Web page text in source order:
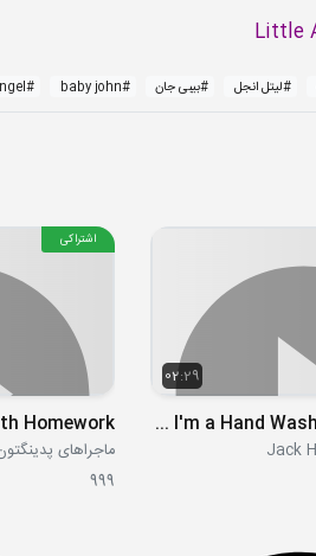
#لیتل انجل #بیبی جان #
baby john
#
02:29
How to Wash Your Hands Song I'm a Hand Washer Handwashing
اشتراکی
999